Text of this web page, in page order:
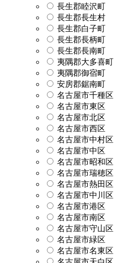
長生郡睦沢町
長生郡長生村
長生郡白子町
長生郡長柄町
長生郡長南町
夷隅郡大多喜町
夷隅郡御宿町
安房郡鋸南町
名古屋市千種区
名古屋市東区
名古屋市北区
名古屋市西区
名古屋市中村区
名古屋市中区
名古屋市昭和区
名古屋市瑞穂区
名古屋市熱田区
名古屋市中川区
名古屋市港区
名古屋市南区
名古屋市守山区
名古屋市緑区
名古屋市名東区